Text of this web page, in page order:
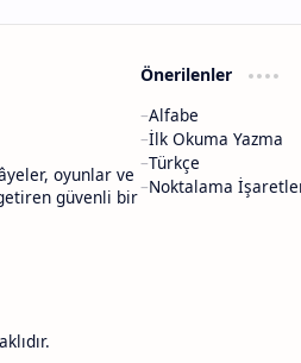
oyunlar ve
güvenli bir
Önerilenler
Alfabe
İlk Okuma Yazma
Türkçe
Noktalama